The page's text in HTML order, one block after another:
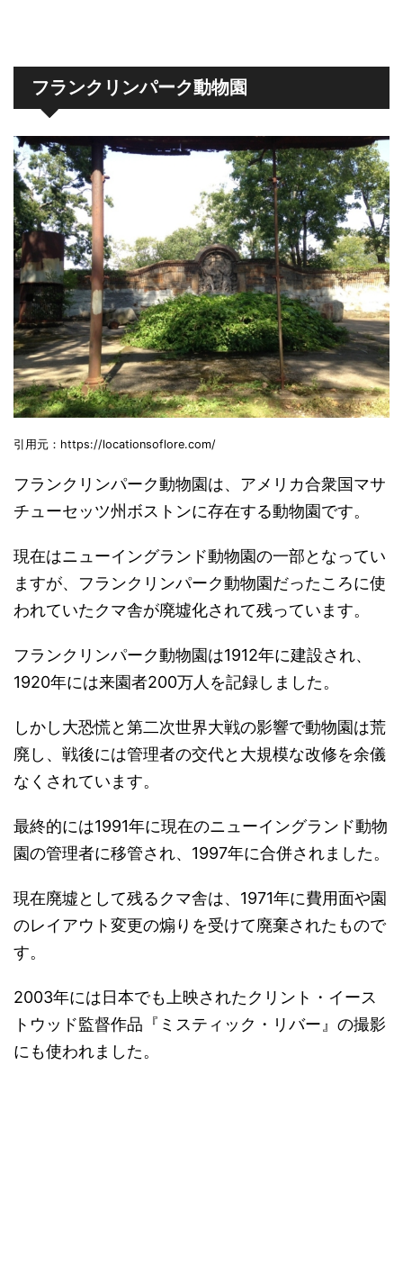
フランクリンパーク動物園
引用元：https://locationsoflore.com/
フランクリンパーク動物園は、アメリカ合衆国マサ
チューセッツ州ボストンに存在する動物園です。
現在はニューイングランド動物園の一部となってい
ますが、フランクリンパーク動物園だったころに使
われていたクマ舎が廃墟化されて残っています。
フランクリンパーク動物園は1912年に建設され、
1920年には来園者200万人を記録しました。
しかし大恐慌と第二次世界大戦の影響で動物園は荒
廃し、戦後には管理者の交代と大規模な改修を余儀
なくされています。
最終的には1991年に現在のニューイングランド動物
園の管理者に移管され、1997年に合併されました。
現在廃墟として残るクマ舎は、1971年に費用面や園
のレイアウト変更の煽りを受けて廃棄されたもので
す。
2003年には日本でも上映されたクリント・イース
トウッド監督作品『ミスティック・リバー』の撮影
にも使われました。